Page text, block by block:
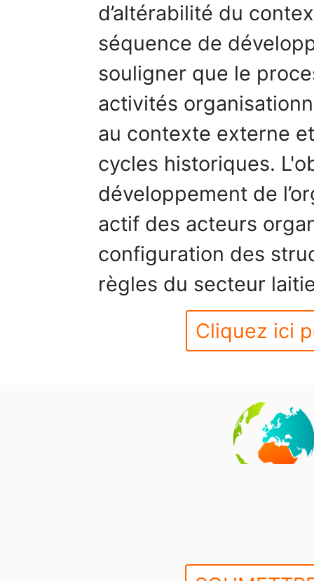
d’altérabilité du
séquence de
souligner que le
activités
au contexte externe
cycles historiques.
développement de
actif des acteurs
configuration des
règles du secteur
Cliquez ici